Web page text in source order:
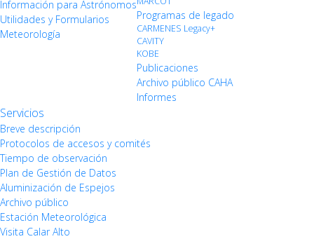
Información para Astrónomos
Utilidades y Formularios
Meteorología
Programas de legado
CARMENES Legacy+
CAVITY
KOBE
Publicaciones
Archivo público CAHA
Informes
Servicios
Breve descripción
Protocolos de accesos y comités
Tiempo de observación
Plan de Gestión de Datos
Aluminización de Espejos
Archivo público
Estación Meteorológica
Visita Calar Alto